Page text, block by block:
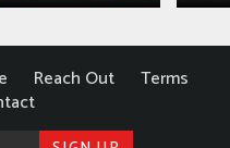
Reach Out
Terms